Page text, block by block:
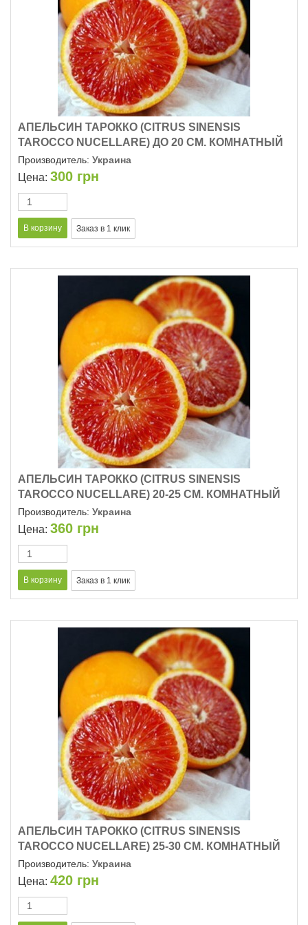
АПЕЛЬСИН ТАРОККО (CITRUS SINENSIS
TAROCCO NUCELLARE) ДО 20 СМ. КОМНАТНЫЙ
Производитель: Украина
Цена: 300 грн
АПЕЛЬСИН ТАРОККО (CITRUS SINENSIS
TAROCCO NUCELLARE) 20-25 СМ. КОМНАТНЫЙ
Производитель: Украина
Цена: 360 грн
АПЕЛЬСИН ТАРОККО (CITRUS SINENSIS
TAROCCO NUCELLARE) 25-30 СМ. КОМНАТНЫЙ
Производитель: Украина
Цена: 420 грн